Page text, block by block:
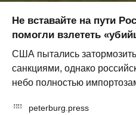
Не вставайте на пути
помогли взлететь
США пытались
санкциями, однако
небо полностью
peterburg.press